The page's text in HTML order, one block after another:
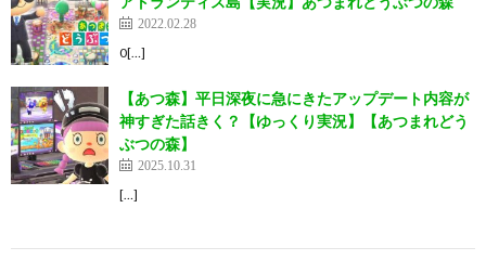
2022.02.28
0[…]
【あつ森】平日深夜に急にきたアップデート内容が
神すぎた話きく？【ゆっくり実況】【あつまれどう
ぶつの森】
2025.10.31
[…]